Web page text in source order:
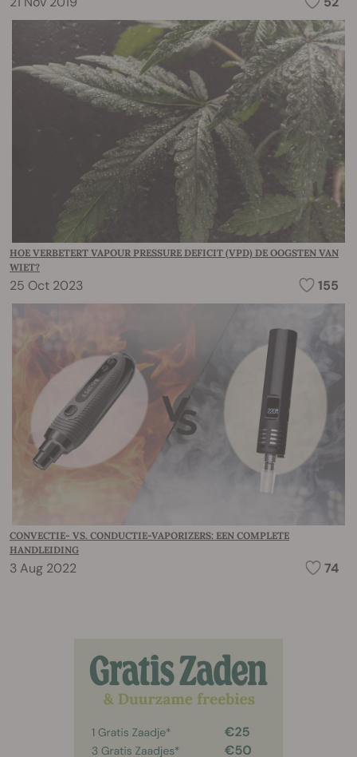
HOE VERBETERT VAPOUR PRESSURE DEFICIT (VPD) DE OOGSTEN VAN
WIET?
25 Oct 2023 155
CONVECTIE- VS. CONDUCTIE-VAPORIZERS: EEN COMPLETE
HANDLEIDING
3 Aug 2022 74